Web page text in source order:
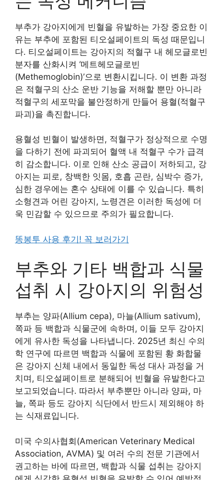
부추가 강아지에게 빈혈을 유발하는 가장 중요한 이
유는 부추에 포함된 티오설페이트의 독성 때문입니
다. 티오설페이트는 강아지의 적혈구 내 헤모글로빈
분자를 산화시켜 ‘메트헤모글로빈
(Methemoglobin)’으로 변환시킵니다. 이 변환 과정
은 적혈구의 산소 운반 기능을 저해할 뿐만 아니라
적혈구의 세포막을 불안정하게 만들어 용혈(적혈구
파괴)을 촉진합니다.
용혈성 빈혈이 발생하면, 적혈구가 정상적으로 수명
을 다하기 전에 파괴되어 혈액 내 적혈구 수가 급격
히 감소합니다. 이로 인해 산소 공급이 저하되고, 강
아지는 피로, 창백한 잇몸, 호흡 곤란, 심박수 증가,
심한 경우에는 혼수 상태에 이를 수 있습니다. 특히
소형견과 어린 강아지, 노령견은 이러한 독성에 더
욱 민감할 수 있으므로 주의가 필요합니다.
똥봉투 사용 후기! 꼭 보러가기
부추와 기타 백합과 식물
섭취 시 강아지의 위험성
부추는 양파(Allium cepa), 마늘(Allium sativum),
쪽파 등 백합과 식물군에 속하며, 이들 모두 강아지
에게 유사한 독성을 나타냅니다. 2025년 최신 수의
학 연구에 따르면 백합과 식물에 포함된 황 화합물
은 강아지 신체 내에서 동일한 독성 대사 과정을 거
치며, 티오설페이트로 분해되어 빈혈을 유발한다고
보고되었습니다. 따라서 부추뿐만 아니라 양파, 마
늘, 쪽파 등도 강아지 식단에서 반드시 제외해야 하
는 식재료입니다.
미국 수의사협회(American Veterinary Medical
Association, AVMA) 및 여러 수의 전문 기관에서
권고하는 바에 따르면, 백합과 식물 섭취는 강아지